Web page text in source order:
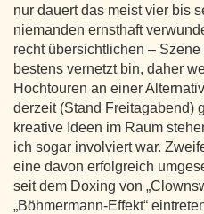
nur dauert das meist vier bis
niemanden ernsthaft
recht übersichtlichen – Szene
bestens vernetzt bin, daher
Hochtouren an einer
derzeit (Stand Freitagabend)
kreative Ideen im Raum
ich sogar involviert war.
eine davon erfolgreich
seit dem Doxing von
„Böhmermann-Effekt“